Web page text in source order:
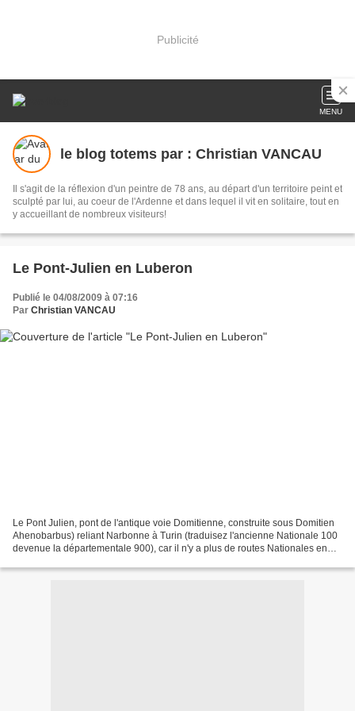
Publicité
MENU
le blog totems par : Christian VANCAU
Il s'agit de la réflexion d'un peintre de 78 ans, au départ d'un territoire peint et
sculpté par lui, au coeur de l'Ardenne et dans lequel il vit en solitaire, tout en
y accueillant de nombreux visiteurs!
Le Pont-Julien en Luberon
Publié le 04/08/2009 à 07:16
Par Christian VANCAU
Le Pont Julien, pont de l'antique voie Domitienne, construite sous Domitien
Ahenobarbus) reliant Narbonne à Turin (traduisez l'ancienne Nationale 100
devenue la départementale 900), car il n'y a plus de routes Nationales en